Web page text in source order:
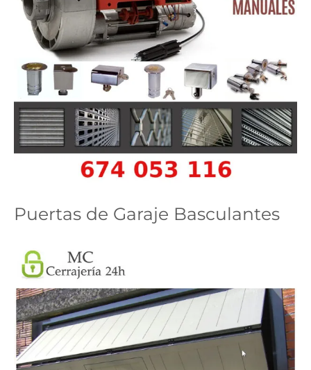
Puertas de Garaje Basculantes